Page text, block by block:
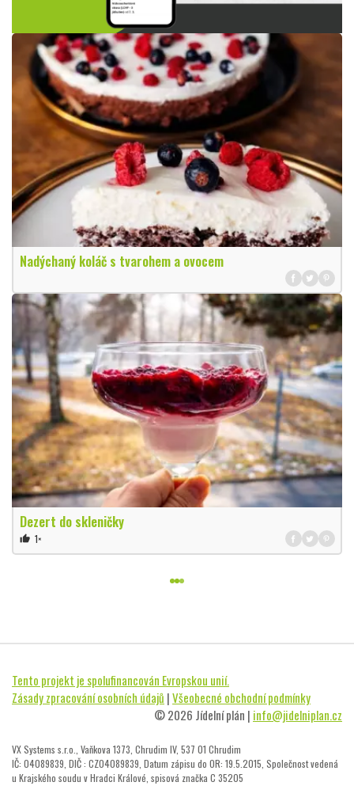
Nadýchaný koláč s tvarohem a ovocem
Dezert do skleničky
thumb_up 1×
Tento projekt je spolufinancován Evropskou unií.
Zásady zpracování osobních údajů |Všeobecné obchodní podmínky
© 2026 Jídelní plán | info@jidelniplan.cz
VX Systems s.r.o., Vaňkova 1373, Chrudim IV, 537 01 Chrudim
IČ: 04089839, DIČ : CZ04089839, Datum zápisu do OR: 19.5.2015, Společnost vedená
u Krajského soudu v Hradci Králové, spisová značka C 35205